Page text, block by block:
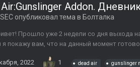
Air:Gunslinger Addon.
опубликовал тема в Болталка
Прошло уже 2 недели со дня выхода
я покажу вам, что на данный момент
2022 1 dead air gunslinger